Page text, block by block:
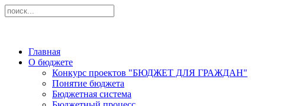
Главная
О бюджете
Конкурс проектов "БЮДЖЕТ ДЛЯ ГРАЖДАН"
Понятие бюджета
Бюджетная система